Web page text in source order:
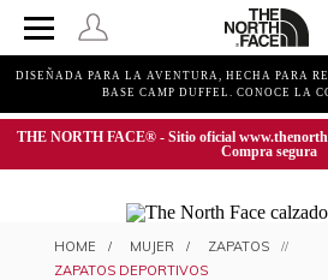
DISEÑADA PARA LA AVENTURA, HECHA PARA
BASE CAMP DUFFEL. CONOCE LA
THE NORTH FACE® - Sitio oficial
Compra segura
ZAPATOS
MUJER
ZAPATOS
ZAPATOS DEPORTIVOS